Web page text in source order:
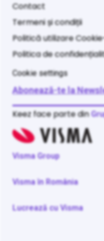
Contact
Termeni și condiții
Politică utilizare
Politica de
Cookie settings
Abonează-te la
Keez face parte din
Visma Group
Visma în România
Lucrează cu Visma